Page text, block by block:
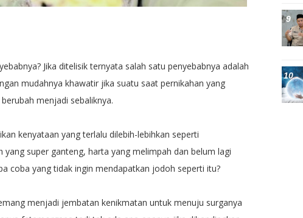
Jika ditelisik ternyata salah satu penyebabnya adalah
mudahnya khawatir jika suatu saat pernikahan yang
menjadi sebaliknya.
kenyataan yang terlalu dilebih-lebihkan seperti
super ganteng, harta yang melimpah dan belum lagi
coba yang tidak ingin mendapatkan jodoh seperti itu?
menjadi jembatan kenikmatan untuk menuju surganya